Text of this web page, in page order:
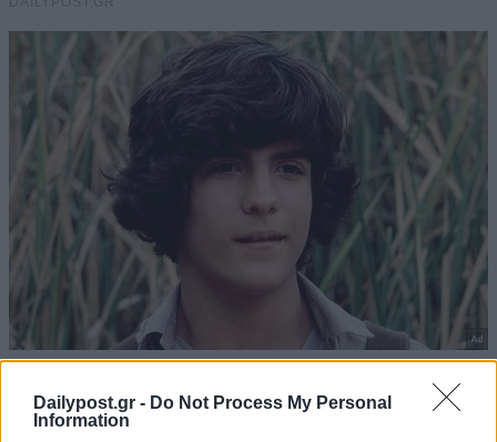
Dailypost.gr - Do Not Process My Personal
Information